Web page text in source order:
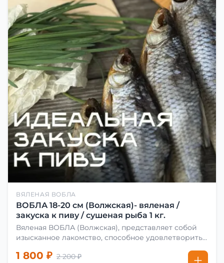
ВЯЛЕНАЯ ВОБЛА
ВОБЛА 18-20 см (Волжская)- вяленая /
закуска к пиву / сушеная рыба 1 кг.
Вяленая ВОБЛА (Волжская), представляет собой
изысканное лакомство, способное удовлетворить
сделать вяленую воблу, её сначала хорошо солят.
1 800 ₽ 2 200 ₽